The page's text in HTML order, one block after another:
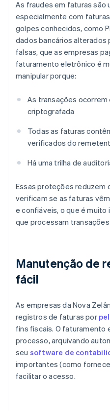
As fraudes em faturas são
especialmente com
golpes conhecidos, como
dados bancários
falsas, que as empresas
faturamento eletrônico é
manipular porque:
As transações ocorrem
criptografada
Todas as faturas
verificados do
Há uma trilha de
Essas proteções reduzem
verificam se as faturas
e confiáveis, o que é
que processam
Manutenção de
fácil
As empresas da Nova
registros de faturas por
fins fiscais. O faturamento
processo, arquivando
seu software de
importantes (como
facilitar o acesso.